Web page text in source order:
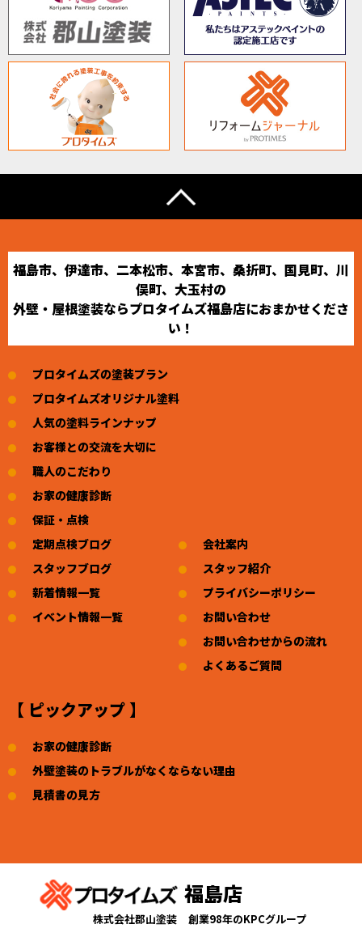
福島市、伊達市、二本松市、本宮市、桑折町、国見町、川
俣町、大玉村の
外壁・屋根塗装ならプロタイムズ福島店におまかせくださ
い！
プロタイムズの塗装プラン
プロタイムズオリジナル塗料
人気の塗料ラインナップ
お客様との交流を大切に
職人のこだわり
お家の健康診断
保証・点検
定期点検ブログ
スタッフブログ
新着情報一覧
イベント情報一覧
会社案内
スタッフ紹介
プライバシーポリシー
お問い合わせ
お問い合わせからの流れ
よくあるご質問
【 ピックアップ 】
お家の健康診断
外壁塗装のトラブルがなくならない理由
見積書の見方
福島店
株式会社郡山塗装 創業98年のKPCグループ